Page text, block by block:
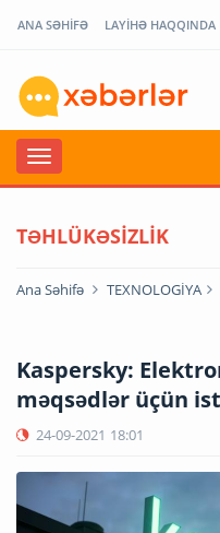
ANA SƏHİFƏ LAYİHƏ HAQQINDA
TƏHLÜKƏSİZLİK
Ana Səhifə TEXNOLOGİYA
Kaspersky:
məqsədlər üçün
24-09-2021 18:01